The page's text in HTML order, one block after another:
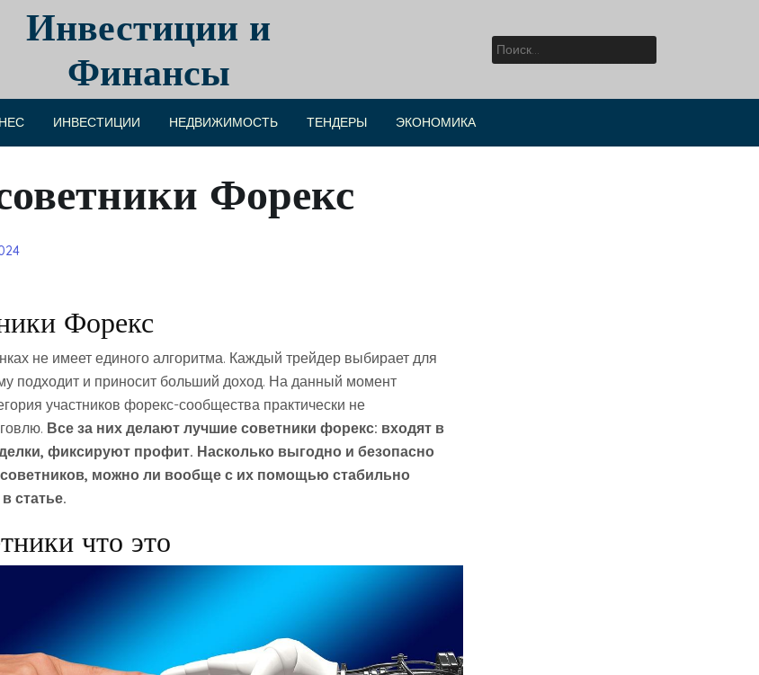
Инвестиции и
Финансы
Найти:
ИНВЕСТИЦИИ НЕДВИЖИМОСТЬ ТЕНДЕРЫ ЭКОНОМИКА
Форекс
Форекс
не имеет единого алгоритма. Каждый трейдер выбирает для
подходит и приносит больший доход. На данный момент
участников форекс-сообщества практически не
Все за них делают лучшие советники форекс: входят в
фиксируют профит. Насколько выгодно и безопасно
можно ли вообще с их помощью стабильно
статье.
что это